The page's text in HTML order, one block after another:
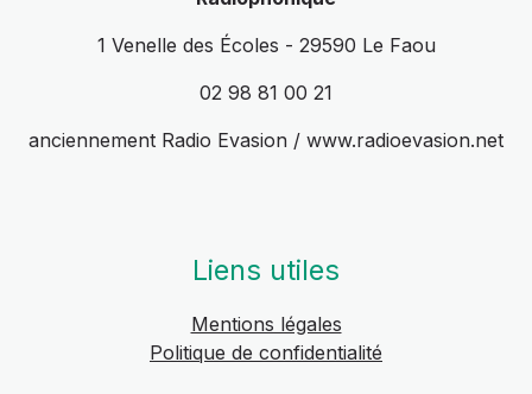
1 Venelle des Écoles - 29590 Le Faou
02 98 81 00 21
anciennement Radio Evasion / www.radioevasion.net
Liens utiles
Mentions légales
Politique de confidentialité